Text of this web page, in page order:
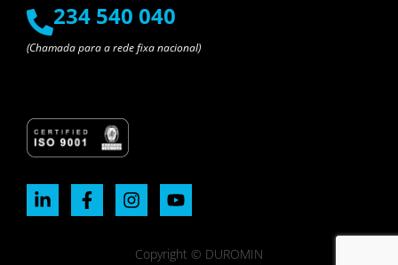
234 540 040
(Chamada para a rede fixa nacional)
Copyright © DUROMIN